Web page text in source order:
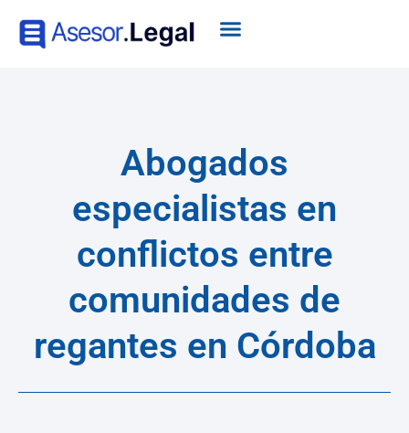
Abogados
especialistas en
conflictos entre
comunidades de
regantes en Córdoba